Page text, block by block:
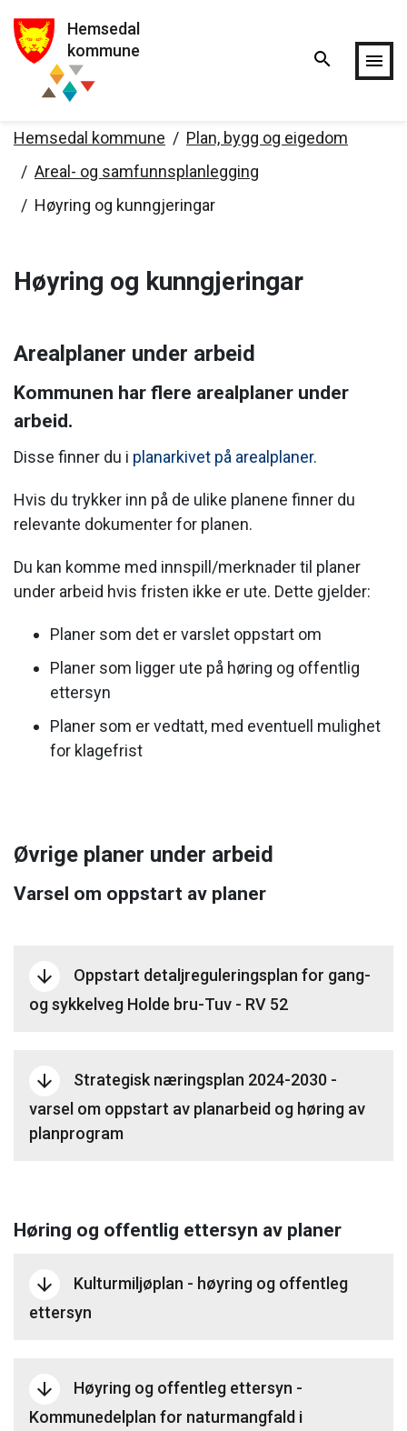
Hopp til hovedinnholdet
Hemsedal
kommune
search menu
Hemsedal kommune
Plan, bygg og eigedom
Areal- og samfunnsplanlegging
Høyring og kunngjeringar
Høyring og kunngjeringar
Arealplaner under arbeid
Kommunen har flere arealplaner under
arbeid.
Disse finner du i planarkivet på arealplaner.
Hvis du trykker inn på de ulike planene finner du
relevante dokumenter for planen.
Du kan komme med innspill/merknader til planer
under arbeid hvis fristen ikke er ute. Dette gjelder:
Planer som det er varslet oppstart om
Planer som ligger ute på høring og offentlig
ettersyn
Planer som er vedtatt, med eventuell mulighet
for klagefrist
Øvrige planer under arbeid
Varsel om oppstart av planer
arrow_downward
Oppstart detaljreguleringsplan for gang-
og sykkelveg Holde bru-Tuv - RV 52
arrow_downward
Strategisk næringsplan 2024-2030 -
varsel om oppstart av planarbeid og høring av
planprogram
Høring og offentlig ettersyn av planer
arrow_downward
Kulturmiljøplan - høyring og offentleg
ettersyn
arrow_downward
Høyring og offentleg ettersyn -
Kommunedelplan for naturmangfald i